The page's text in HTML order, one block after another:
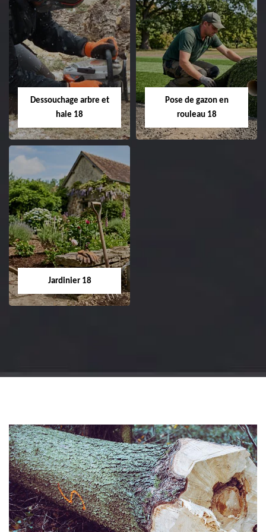
Taille de haie 18
Entreprise taille de haie
18 Cher tel:
02.52.56.49.40
Tonte et réfection
de pelouse 18
Entreprise tonte et
Cher tel: 02.52.56.49.40
Dessouchage arbre et
haie 18
Dessouchage arbre
et haie 18
Entreprise dessouchage
arbre et haie 18 Cher
Pose de gazon en
rouleau 18
Jardinier 18